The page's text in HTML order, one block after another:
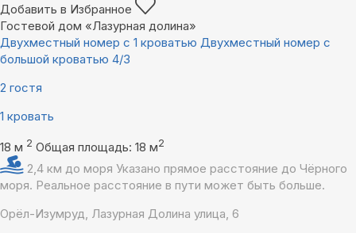
Добавить в Избранное
Гостевой дом «Лазурная долина»
Двухместный номер с 1 кроватью Двухместный номер с
большой кроватью 4/3
2 гостя
1 кровать
18 м 2 Общая площадь: 18 м2
2,4 км до моря Указано прямое расстояние до Чёрного
моря. Реальное расстояние в пути может быть больше.
Орёл-Изумруд, Лазурная Долина улица, 6